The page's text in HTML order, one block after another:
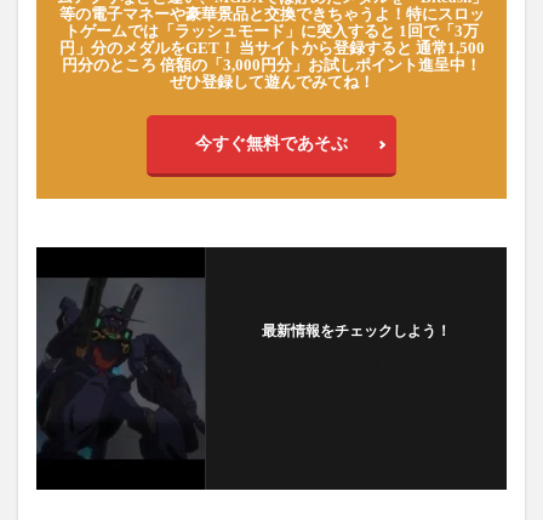
等の電子マネーや豪華景品と交換できちゃうよ！特にスロッ
トゲームでは「ラッシュモード」に突入すると 1回で「3万
円」分のメダルをGET！ 当サイトから登録すると 通常1,500
円分のところ 倍額の「3,000円分」お試しポイント進呈中！
ぜひ登録して遊んでみてね！
今すぐ無料であそぶ
最新情報をチェックしよう！